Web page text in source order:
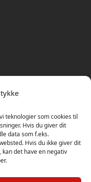
teknologier som cookies til
Hvis du giver dit
data som f.eks.
Hvis du ikke giver dit
det have en negativ
på Trustpilot